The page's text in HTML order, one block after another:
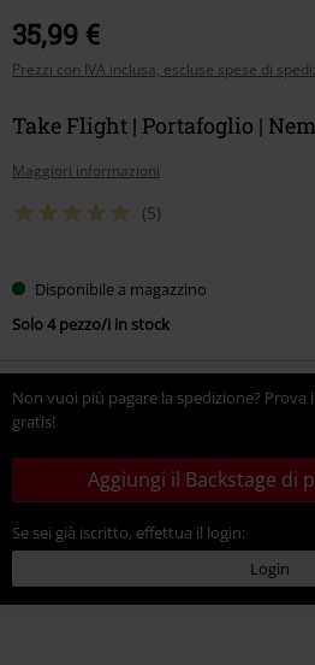
35,99 €
Prezzi con IVA inclusa, escluse spese di
Take Flight | Portafoglio |
Maggiori informazioni
(5)
Disponibile a magazzino
Solo 4 pezzo/i in stock
Non vuoi più pagare la spedizione? Prova
gratis!
Aggiungi il Backstage di
Se sei già iscritto, effettua il login:
Login